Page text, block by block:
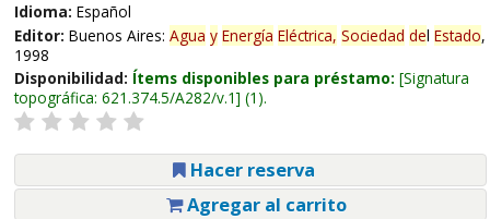
Idioma: Español
Editor: Buenos Aires: Agua y Energía Eléctrica, Sociedad del Estado,
1998
Disponibilidad: Ítems disponibles para préstamo: Signatura
topográfica: 621.374.5/A282/v.1 (1).
Hacer reserva
Agregar al carrito